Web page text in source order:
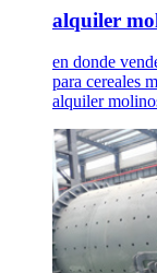
alquiler
en donde
para cereales
alquiler